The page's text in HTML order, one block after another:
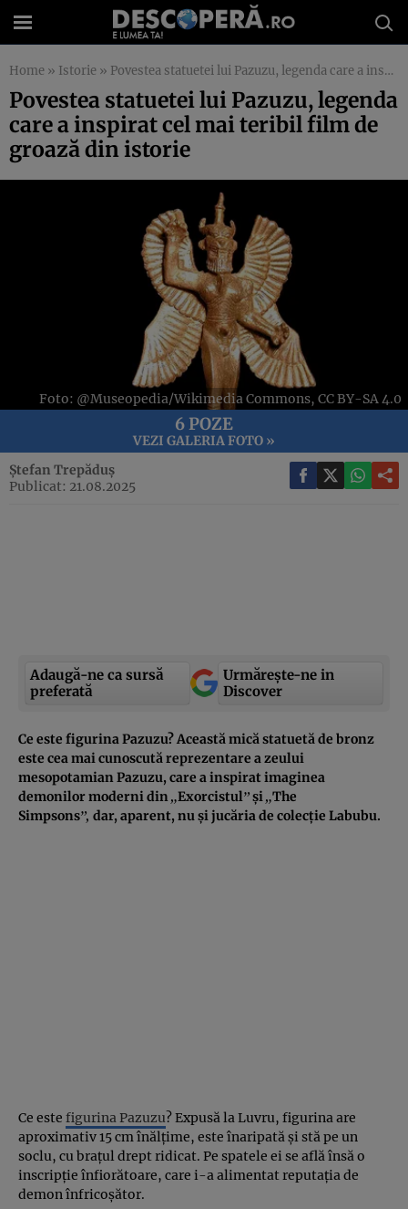
Home » Istorie » Povestea statuetei lui Pazuzu, legenda care a inspirat cel mai teribil film de groază din istorie
Povestea statuetei lui Pazuzu, legenda
care a inspirat cel mai teribil film de
groază din istorie
Foto: @Museopedia/Wikimedia Commons, CC BY-SA 4.0
6 POZE
VEZI GALERIA FOTO »
Ștefan Trepăduș
Publicat: 21.08.2025
Adaugă-ne ca sursă
preferată
Urmărește-ne in
Discover
Ce este figurina Pazuzu? Această mică statuetă de bronz
este cea mai cunoscută reprezentare a zeului
mesopotamian Pazuzu, care a inspirat imaginea
demonilor moderni din„Exorcistul”și„The
Simpsons”, dar, aparent, nu și jucăria de colecție Labubu.
Ce este figurina Pazuzu? Expusă la Luvru, figurina are
aproximativ 15 cm înălțime, este înaripată și stă pe un
soclu, cu brațul drept ridicat. Pe spatele ei se află însă o
inscripție înfiorătoare, care i-a alimentat reputația de
demon înfricoșător.